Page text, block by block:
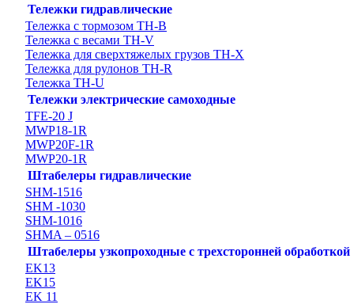
Тележки гидравлические
Тележка с тормозом TH-B
Тележка с весами TH-V
Тележка для сверхтяжелых грузов TH-X
Тележка для рулонов TH-R
Тележка TH-U
Тележки электрические самоходные
TFE-20 J
MWP18-1R
MWP20F-1R
MWP20-1R
Штабелеры гидравлические
SHM-1516
SHM -1030
SHM-1016
SHMA – 0516
Штабелеры узкопроходные с трехсторонней обработкой
EK13
EK15
EK 11